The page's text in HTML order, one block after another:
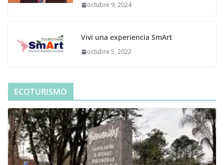
octubre 9, 2024
Viví una experiencia SmArt
octubre 5, 2022
ECOTURISMO